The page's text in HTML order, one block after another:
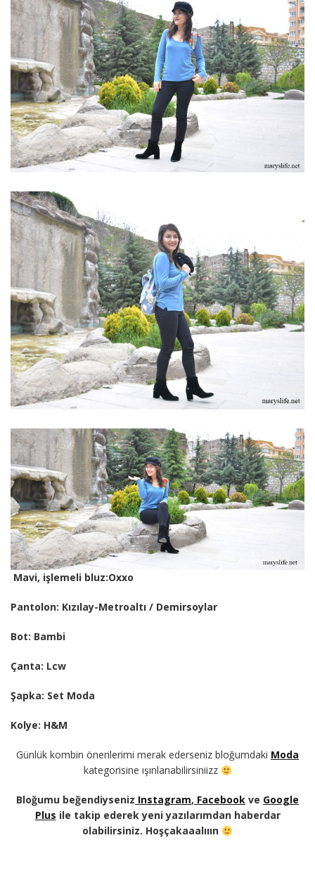
Mavi, işlemeli bluz:Oxxo
Pantolon: Kızılay-Metroaltı / Demirsoylar
Bot: Bambi
Çanta: Lcw
Şapka: Set Moda
Kolye: H&M
Günlük kombin önerilerimi merak ederseniz bloğumdaki Moda
kategorisine ışınlanabilirsiniizz
Bloğumu beğendiyseniz Instagram, Facebook ve Google
Plus ile takip ederek yeni yazılarımdan haberdar
olabilirsiniz. Hoşçakaaalııın